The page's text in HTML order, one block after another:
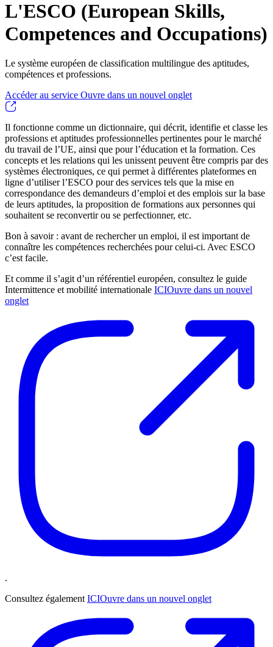
L'ESCO (European Skills,
Competences and Occupations)
Le système européen de classification multilingue des aptitudes,
compétences et professions.
Accéder au service Ouvre dans un nouvel onglet
Il fonctionne comme un dictionnaire, qui décrit, identifie et classe les
professions et aptitudes professionnelles pertinentes pour le marché
du travail de l’UE, ainsi que pour l’éducation et la formation. Ces
concepts et les relations qui les unissent peuvent être compris par des
systèmes électroniques, ce qui permet à différentes plateformes en
ligne d’utiliser l’ESCO pour des services tels que la mise en
correspondance des demandeurs d’emploi et des emplois sur la base
de leurs aptitudes, la proposition de formations aux personnes qui
souhaitent se reconvertir ou se perfectionner, etc.
Bon à savoir : avant de rechercher un emploi, il est important de
connaître les compétences recherchées pour celui-ci. Avec ESCO
c’est facile.
Et comme il s’agit d’un référentiel européen, consultez le guide
Intermittence et mobilité internationale ICIOuvre dans un nouvel
onglet
.
Consultez également ICIOuvre dans un nouvel onglet